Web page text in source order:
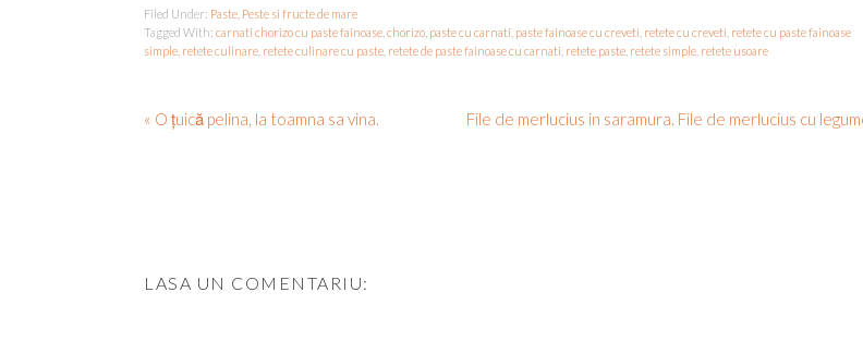
Filed Under: Paste Peste si fructe de mare
Tagged With: carnati chorizo cu paste fainoase chorizo paste cu carnati paste fainoase cu creveti retete cu creveti retete cu paste fainoase
simple retete culinare retete culinare cu paste retete de paste fainoase cu carnati retete paste retete simple retete usoare
« O țuică pelina, la toamna sa vina. File de merlucius in saramura. File de merlucius cu
LASA UN COMENTARIU: